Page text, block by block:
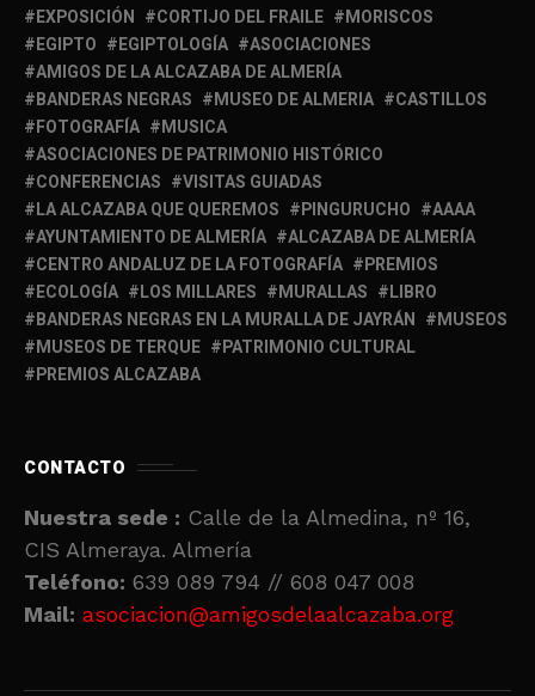
EXPOSICIÓN
CORTIJO DEL FRAILE
MORISCOS
EGIPTO
EGIPTOLOGÍA
ASOCIACIONES
AMIGOS DE LA ALCAZABA DE ALMERÍA
BANDERAS NEGRAS
MUSEO DE ALMERIA
CASTILLOS
FOTOGRAFÍA
MUSICA
ASOCIACIONES DE PATRIMONIO HISTÓRICO
CONFERENCIAS
VISITAS GUIADAS
LA ALCAZABA QUE QUEREMOS
PINGURUCHO
AAAA
AYUNTAMIENTO DE ALMERÍA
ALCAZABA DE ALMERÍA
CENTRO ANDALUZ DE LA FOTOGRAFÍA
PREMIOS
ECOLOGÍA
LOS MILLARES MURALLAS
LIBRO
BANDERAS NEGRAS EN LA MURALLA DE JAYRÁN
MUSEOS
MUSEOS DE TERQUE
PATRIMONIO CULTURAL
PREMIOS ALCAZABA
CONTACTO
Nuestra sede : Calle de la Almedina, nº 16,
CIS Almeraya. Almería
Teléfono: 639 089 794 // 608 047 008
Mail: asociacion@amigosdelaalcazaba.org